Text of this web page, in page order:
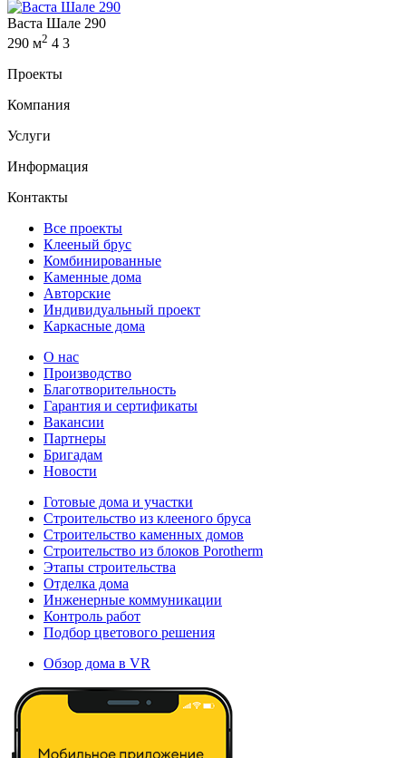
Васта Шале 290
290 м2 4 3
Проекты
Компания
Услуги
Информация
Контакты
Все проекты
Клееный брус
Комбинированные
Каменные дома
Авторские
Индивидуальный проект
Каркасные дома
О нас
Производство
Благотворительность
Гарантия и сертификаты
Вакансии
Партнеры
Бригадам
Новости
Готовые дома и участки
Строительство из клееного бруса
Строительство каменных домов
Строительство из блоков Porotherm
Этапы строительства
Отделка дома
Инженерные коммуникации
Контроль работ
Подбор цветового решения
Обзор дома в VR